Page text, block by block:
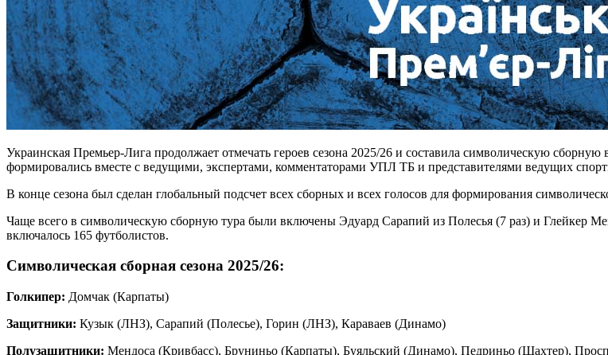
Украинская Премьер-Лига продолжает отмечать героев сезона 2025/26 и составила символическую
формировались вместе с ведущими, экспертами, комментаторами УПЛ ТБ и представителями ведущих
В конце сезона был сделан глобальный подсчет всех сборных и всех голосов для формирования
Чаще всего в символическую сборную тура были включены Эдуард Сарапий из Полесья (7 раз) и Глейкер
включалось 165 футболистов.
Символическая сборная сезона 2025/26:
Голкипер: Домчак (Карпаты)
Защитники: Кузык (ЛНЗ), Сарапий (Полесье), Горин (ЛНЗ), Караваев (Динамо)
Полузащитники: Мендоса (Кривбасс), Бруниньо (Карпаты), Буяльский (Динамо), Педриньо (Шахтер),